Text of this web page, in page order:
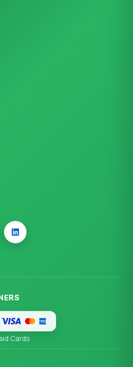
Cards